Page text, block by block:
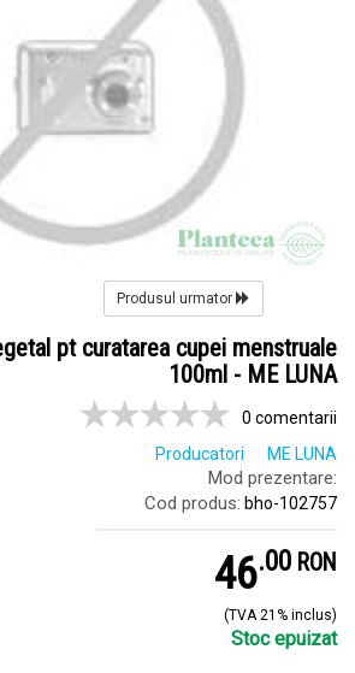
Produsul urmator
pt curatarea cupei menstruale
100ml - ME LUNA
0 comentarii
Producatori
ME LUNA
Mod prezentare:
Cod produs: bho-102757
46.0 RON
(TVA 21% inclus)
Stoc epuizat